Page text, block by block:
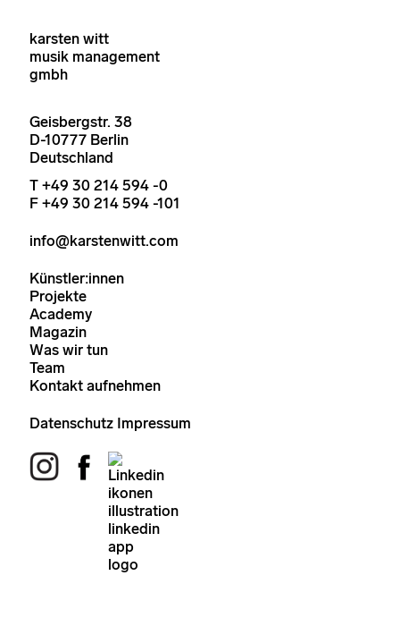
karsten witt
musik management
gmbh
Geisbergstr. 38
D-10777 Berlin
Deutschland
T +49 30 214 594 -0
F +49 30 214 594 -101
info@karstenwitt.com
Künstler:innen
Projekte
Academy
Magazin
Was wir tun
Team
Kontakt aufnehmen
Datenschutz Impressum